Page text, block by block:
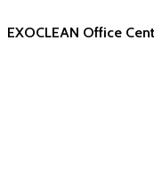
EXOCLEAN Office